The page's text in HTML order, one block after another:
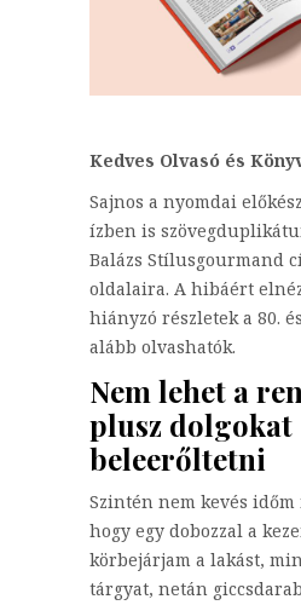
Kedves Olvasó és
Sajnos a nyomdai
ízben is
Balázs Stílusgourmand
oldalaira. A hibáért
hiányzó részletek a 80.
alább olvashatók.
Nem lehet a
plusz dolgokat
beleerőltetni
Szintén nem kevés
hogy egy dobozzal a
körbejárjam a lakást,
tárgyat, netán